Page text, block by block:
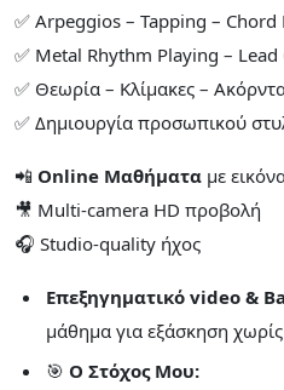
✅ Arpeggios – Tapping –
✅ Metal Rhythm Playing –
✅ Θεωρία – Κλίμακες –
✅ Δημιουργία προσωπικού
📲 Online Μαθήματα με
🎥 Multi-camera HD προβολή
🎧 Studio-quality ήχος
Επεξηγηματικό video &
μάθημα για εξάσκηση
🎯 Ο Στόχος Μου: